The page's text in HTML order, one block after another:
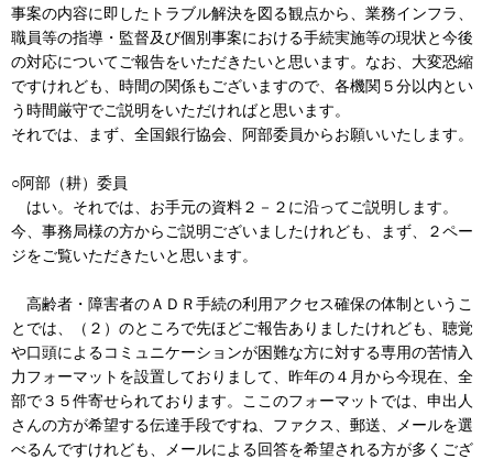
事案の内容に即したトラブル解決を図る観点から、業務インフラ、
職員等の指導・監督及び個別事案における手続実施等の現状と今後
の対応についてご報告をいただきたいと思います。なお、大変恐縮
ですけれども、時間の関係もございますので、各機関５分以内とい
う時間厳守でご説明をいただければと思います。
それでは、まず、全国銀行協会、阿部委員からお願いいたします。
○阿部（耕）委員
はい。それでは、お手元の資料２－２に沿ってご説明します。
今、事務局様の方からご説明ございましたけれども、まず、２ペー
ジをご覧いただきたいと思います。
高齢者・障害者のＡＤＲ手続の利用アクセス確保の体制というこ
とでは、（２）のところで先ほどご報告ありましたけれども、聴覚
や口頭によるコミュニケーションが困難な方に対する専用の苦情入
力フォーマットを設置しておりまして、昨年の４月から今現在、全
部で３５件寄せられております。ここのフォーマットでは、申出人
さんの方が希望する伝達手段ですね、ファクス、郵送、メールを選
べるんですけれども、メールによる回答を希望される方が多くござ